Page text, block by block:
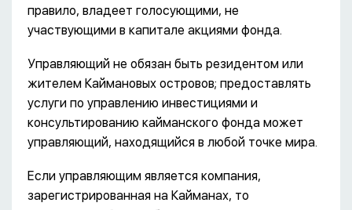
правило, владеет голосующими, не
участвующими в капитале акциями фонда.
Управляющий не обязан быть резидентом или
жителем Каймановых островов; предоставлять
услуги по управлению инвестициями и
консультированию кайманского фонда может
управляющий, находящийся в любой точке мира.
Если управляющим является компания,
зарегистрированная на Кайманах, то